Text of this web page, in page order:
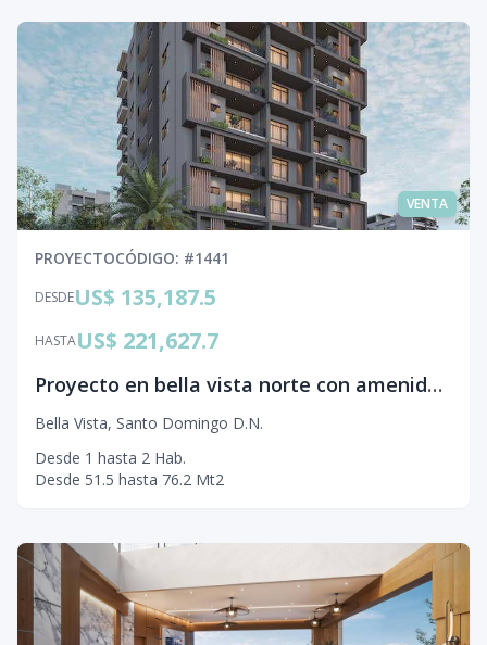
VENTA
PROYECTOCÓDIGO: #1441
DESDEUS$ 135,187.5
HASTAUS$ 221,627.7
Proyecto en bella vista norte con amenidades modernas
Bella Vista, Santo Domingo D.N.
Desde 1 hasta 2 Hab.
Desde 51.5 hasta 76.2 Mt2